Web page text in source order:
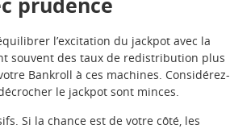
l’excitation du jackpot avec la
souvent des taux de redistribution plus
Bankroll à ces machines. Considérez-
le jackpot sont minces.
Si la chance est de votre côté, les